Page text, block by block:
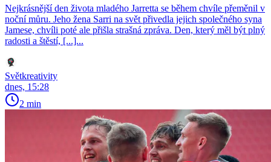
Nejkrásnější den života mladého Jarretta se během chvíle přeměnil v
noční můru. Jeho žena Sarri na svět přivedla jejich společného syna
Jamese, chvíli poté ale přišla strašná zpráva. Den, který měl být plný
radosti a štěstí, [...]...
Světkreativity
dnes, 15:28
2 min